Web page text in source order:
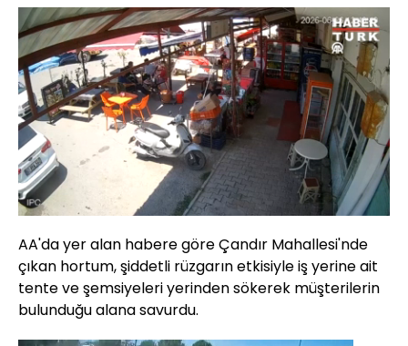
Aç
Yüklendi:
68.23%
Oynatma
Hızı
AA'da yer alan habere göre Çandır Mahallesi'nde
çıkan hortum, şiddetli rüzgarın etkisiyle iş yerine ait
tente ve şemsiyeleri yerinden sökerek müşterilerin
bulunduğu alana savurdu.